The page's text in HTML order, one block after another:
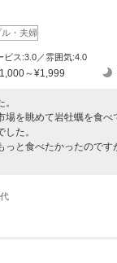
ル・夫婦
ビス:3.0／雰囲気:4.0
～¥1,999
場を眺めて岩牡蠣を食
た。
と食べたかったので